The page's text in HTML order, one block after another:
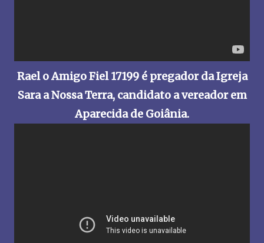
Rael o Amigo Fiel 17199 é pregador da Igreja
Sara a Nossa Terra, candidato a vereador em
Aparecida de Goiânia.